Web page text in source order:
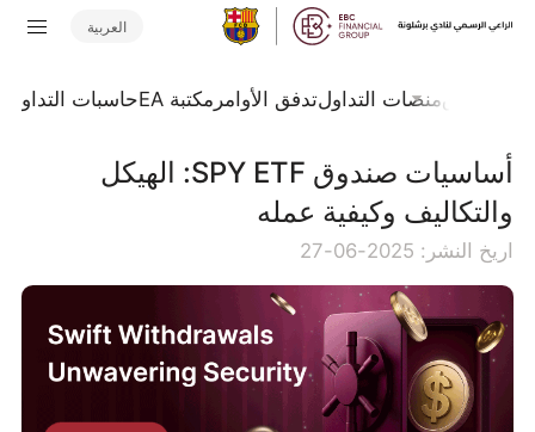
العربية
السوقمنصات التداولتدفق الأوامر مكتبة EA حاسبات التداول
أساسيات صندوق SPY ETF: الهيكل
والتكاليف وكيفية عمله
اريخ النشر: 2025-06-27